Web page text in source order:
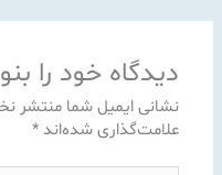
دیدگاه‌ خود را
نشانی ایمیل شما منتشر
علامت‌گذاری شده‌اند*